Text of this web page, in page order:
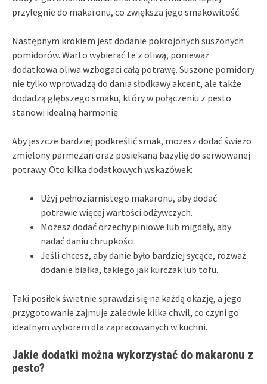
przylegnie do makaronu, co zwiększa jego smakowitość.
Następnym krokiem jest dodanie pokrojonych suszonych
pomidorów. Warto wybierać te z oliwą, ponieważ
dodatkowa oliwa wzbogaci całą potrawę. Suszone pomidory
nie tylko wprowadzą do dania słodkawy akcent, ale także
dodadzą głębszego smaku, który w połączeniu z pesto
stanowi idealną harmonię.
Aby jeszcze bardziej podkreślić smak, możesz dodać świeżo
zmielony parmezan oraz posiekaną bazylię do serwowanej
potrawy. Oto kilka dodatkowych wskazówek:
Użyj pełnoziarnistego makaronu, aby dodać
potrawie więcej wartości odżywczych.
Możesz dodać orzechy piniowe lub migdały, aby
nadać daniu chrupkości.
Jeśli chcesz, aby danie było bardziej sycące, rozważ
dodanie białka, takiego jak kurczak lub tofu.
Taki posiłek świetnie sprawdzi się na każdą okazję, a jego
przygotowanie zajmuje zaledwie kilka chwil, co czyni go
idealnym wyborem dla zapracowanych w kuchni.
Jakie dodatki można wykorzystać do makaronu z
pesto?